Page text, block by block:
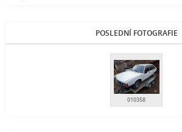
POSLEDNÍ FOTOGRAFIE
010358